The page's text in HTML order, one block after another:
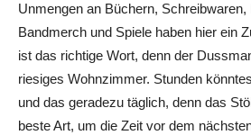
Unmengen an Büchern, Schreibwaren,
Bandmerch und Spiele haben hier ein
ist das richtige Wort, denn der
riesiges Wohnzimmer. Stunden
und das geradezu täglich, denn das
beste Art, um die Zeit vor dem